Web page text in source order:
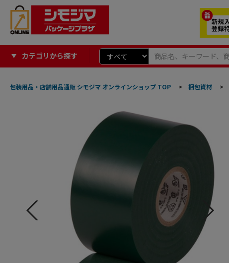
カテゴリから探す
包装用品・店舗用品通販 シモジマ オンラインショップ TOP > 梱包資材 >